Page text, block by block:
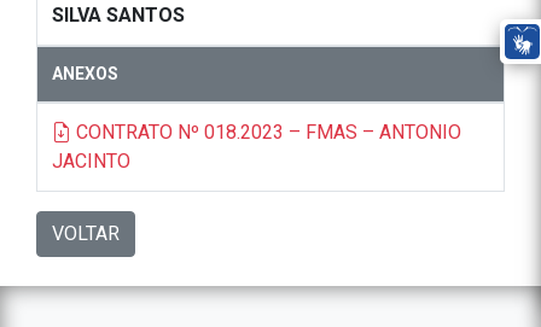
SILVA SANTOS
ANEXOS
CONTRATO Nº 018.2023 – FMAS – ANTONIO
JACINTO
VOLTAR